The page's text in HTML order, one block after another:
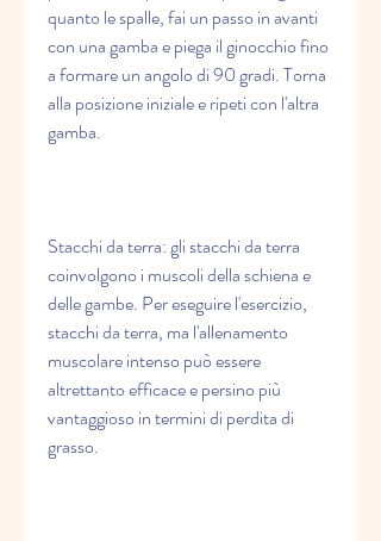
quanto le spalle, fai un passo in avanti
con una gamba e piega il ginocchio fino
a formare un angolo di 90 gradi. Torna
alla posizione iniziale e ripeti con l'altra
gamba.
Stacchi da terra: gli stacchi da terra
coinvolgono i muscoli della schiena e
delle gambe. Per eseguire l'esercizio,
stacchi da terra, ma l'allenamento
muscolare intenso può essere
altrettanto efficace e persino più
vantaggioso in termini di perdita di
grasso.